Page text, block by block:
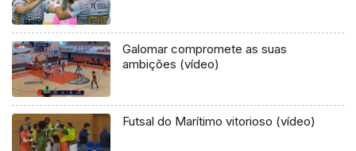
Galomar compromete as suas
ambições (vídeo)
Futsal do Marítimo vitorioso (vídeo)